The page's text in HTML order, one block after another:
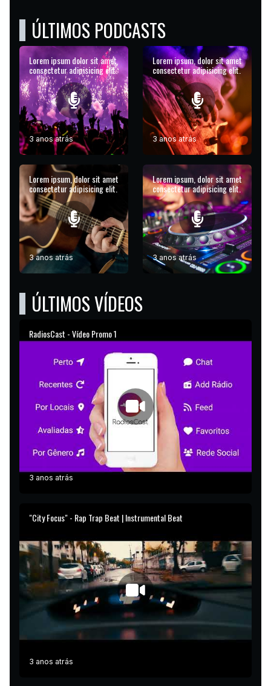
ÚLTIMOS PODCASTS
Lorem ipsum dolor sit amet
consectetur adipisicing elit.
3 anos atrás
Lorem ipsum, dolor sit amet
consectetur adipisicing elit.
3 anos atrás
Lorem ipsum, dolor sit amet
consectetur adipisicing elit.
3 anos atrás
Lorem ipsum, dolor sit amet
consectetur adipisicing elit.
3 anos atrás
ÚLTIMOS VÍDEOS
RadiosCast - Vídeo Promo 1
3 anos atrás
"City Focus" - Rap Trap Beat | Instrumental Beat
3 anos atrás